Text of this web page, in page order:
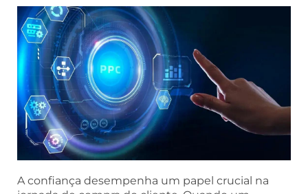
A confiança desempenha um papel crucial na